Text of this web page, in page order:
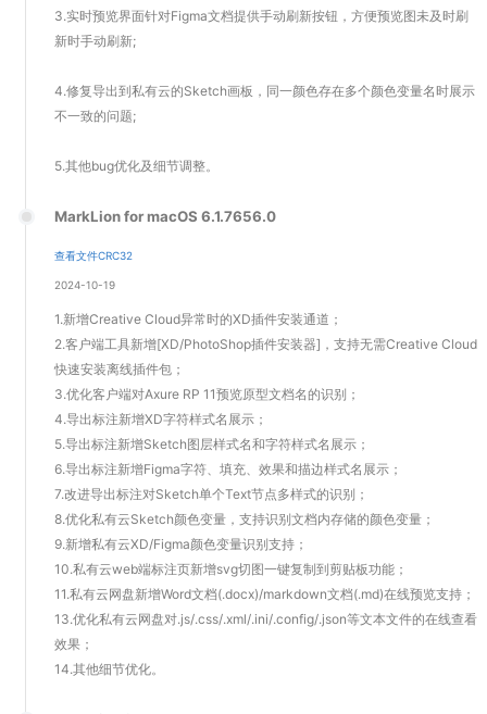
3.实时预览界面针对Figma文档提供手动刷新按钮，方便预览图未及时刷
新时手动刷新;
4.修复导出到私有云的Sketch画板，同一颜色存在多个颜色变量名时展示
不一致的问题;
5.其他bug优化及细节调整。
2024-10-19
查看文件CRC32
MarkLion for macOS 6.1.7656.0
1.新增Creative Cloud异常时的XD插件安装通道；
2.客户端工具新增[XD/PhotoShop插件安装器]，支持无需Creative Cloud
快速安装离线插件包；
3.优化客户端对Axure RP 11预览原型文档名的识别；
4.导出标注新增XD字符样式名展示；
5.导出标注新增Sketch图层样式名和字符样式名展示；
6.导出标注新增Figma字符、填充、效果和描边样式名展示；
7.改进导出标注对Sketch单个Text节点多样式的识别；
8.优化私有云Sketch颜色变量，支持识别文档内存储的颜色变量；
9.新增私有云XD/Figma颜色变量识别支持；
10.私有云web端标注页新增svg切图一键复制到剪贴板功能；
11.私有云网盘新增Word文档(.docx)/markdown文档(.md)在线预览支持；
13.优化私有云网盘对.js/.css/.xml/.ini/.config/.json等文本文件的在线查看
效果；
14.其他细节优化。